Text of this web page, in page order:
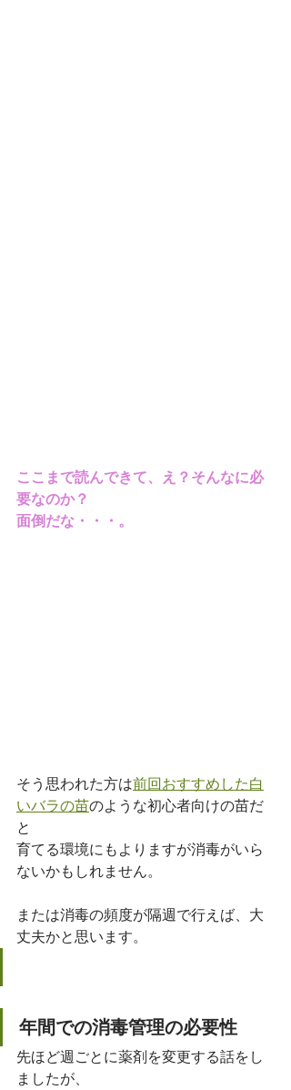
ここまで読んできて、え？そんなに必
要なのか？
面倒だな・・・。
そう思われた方は前回おすすめした白
いバラの苗のような初心者向けの苗だ
と
育てる環境にもよりますが消毒がいら
ないかもしれません。
または消毒の頻度が隔週で行えば、大
丈夫かと思います。
年間での消毒管理の必要性
先ほど週ごとに薬剤を変更する話をし
ましたが、